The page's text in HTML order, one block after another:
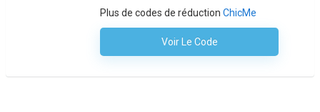
Plus de codes de réduction ChicMe
Voir Le Code
Aucun Code N'est Nécessaire